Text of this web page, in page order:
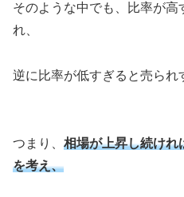
そのような中でも、比率が高
れ、
逆に比率が低すぎると売られ
つまり、 相場が上昇し続けれ
を考え、